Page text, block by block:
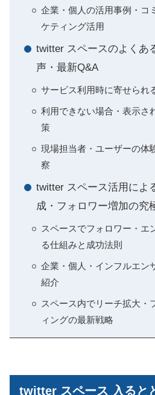
企業・個人の活用事例・コ
ケティング活用
twitter スペースのよくあ
声・最新Q&A
サービス利用時に寄せられ
利用できない場合・表示さ
策
現場担当者・ユーザーの体
察
twitter スペース活用によ
成・フォロワー増加の究
スペースでフォロワー・エ
る仕組みと成功法則
企業・個人・インフルエン
紹介
スペース内でリーチ拡大・
ィングの最新戦略
twitter スペース 入ると